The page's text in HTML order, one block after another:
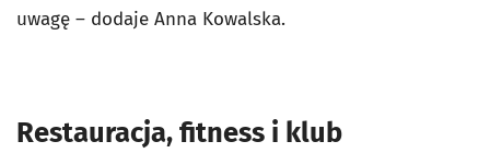
uwagę – dodaje Anna Kowalska.
Restauracja, fitness i klub